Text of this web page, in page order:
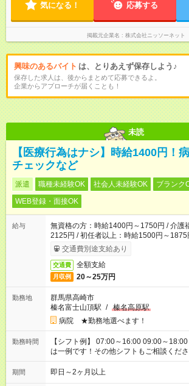
気になる！ 応募する
掲載元企業名 株式会社ニッソーネット
興味のあるバイト は、とりあえず保存しよう♪
保存した求人は、後からまとめて応募できるよ。
企業からアプローチが届くことも！
未読
【医療行為はナシ】時給1400円！
チェックなど
派遣 職種未経験OK 社会人未経験OK
ブランク
WEB登録・面接OK
給与
無資格の方：時給1400円～1750円 / 介護
2125円 / 初任者以上：時給1500円～1875
交通費別途支給あり
交通費 全額支給
月収例 20～25万円
勤務地
群馬県高崎市
榛名富士山頂駅 / 榛名高原駅
病院 ★勤務地選べます！
勤務時間
【シフト例】 07:00～16:00 09:00～18:00
は一例です！その他シフトもご相談くださ
期間 即日～2ヶ月以上